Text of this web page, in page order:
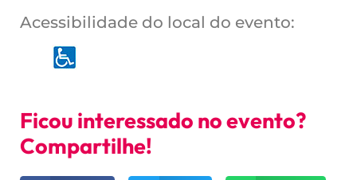
Acessibilidade do local do evento:
Ficou interessado no evento?
Compartilhe!